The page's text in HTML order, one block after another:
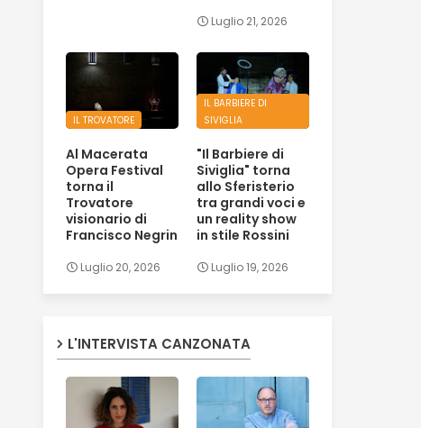
Luglio 21, 2026
IL TROVATORE
Al Macerata
Opera Festival
torna il
Trovatore
visionario di
Francisco Negrin
Luglio 20, 2026
IL BARBIERE DI
SIVIGLIA
"Il Barbiere di
Siviglia" torna
allo Sferisterio
tra grandi voci e
un reality show
in stile Rossini
Luglio 19, 2026
L'INTERVISTA CANZONATA